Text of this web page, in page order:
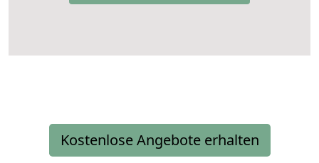
Kostenlose Angebote erhalten